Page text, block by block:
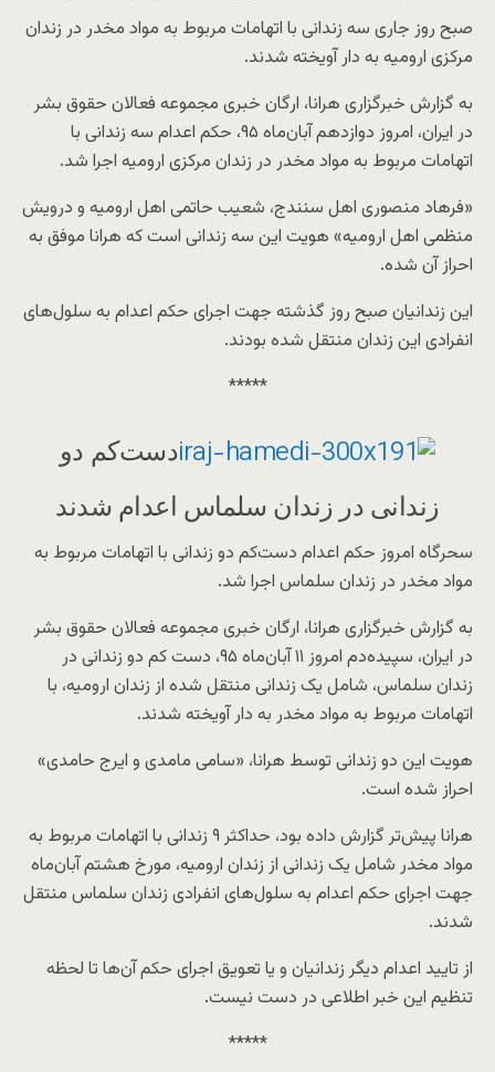
صبح روز جاری سه زندانی با اتهامات مربوط به مواد مخدر در زندان
مرکزی ارومیه به دار آویخته شدند.
به گزارش خبرگزاری هرانا، ارگان خبری مجموعه فعالان حقوق بشر
در ایران، امروز دوازدهم آبان‌ماه ۹۵، حکم اعدام سه زندانی با
اتهامات مربوط به مواد مخدر در زندان مرکزی ارومیه اجرا شد.
«فرهاد منصوری اهل سنندج، شعیب حاتمی اهل ارومیه و درویش
منظمی اهل ارومیه» هویت این سه زندانی است که هرانا موفق به
احراز آن شده.
این زندانیان صبح روز گذشته جهت اجرای حکم اعدام به سلول‌های
انفرادی این زندان منتقل شده بودند.
*****
دست‌کم دو
زندانی در زندان سلماس اعدام شدند
سحرگاه امروز حکم اعدام دست‌کم دو زندانی با اتهامات مربوط به
مواد مخدر در زندان سلماس اجرا شد.
به گزارش خبرگزاری هرانا، ارگان خبری مجموعه فعالان حقوق بشر
در ایران، سپیده‌دم امروز ۱۱ آبان‌ماه ۹۵، دست کم دو زندانی در
زندان سلماس، شامل یک زندانی منتقل شده از زندان ارومیه، با
اتهامات مربوط به مواد مخدر به دار آویخته شدند.
هویت این دو زندانی توسط هرانا، «سامی مامدی و ایرج حامدی»
احراز شده است.
هرانا پیش‌تر گزارش داده بود، حداکثر ۹ زندانی با اتهامات مربوط به
مواد مخدر شامل یک زندانی از زندان ارومیه، مورخ هشتم آبان‌ماه
جهت اجرای حکم اعدام به سلول‌های انفرادی زندان سلماس منتقل
شدند.
از تایید اعدام دیگر زندانیان و یا تعویق اجرای حکم آن‌ها تا لحظه
تنظیم این خبر اطلاعی در دست نیست.
*****